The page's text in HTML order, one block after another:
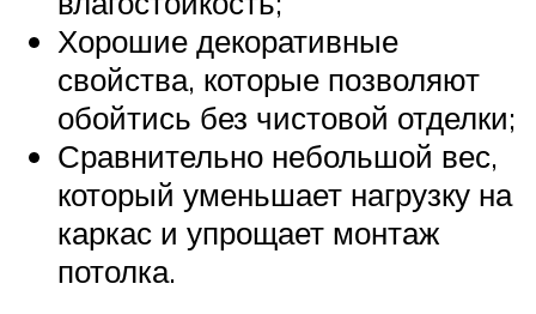
Хорошие декоративные
свойства, которые позволяют
обойтись без чистовой отделки;
Сравнительно небольшой вес,
который уменьшает нагрузку на
каркас и упрощает монтаж
потолка.